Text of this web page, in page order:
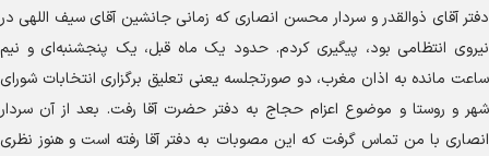
دفتر آقای ذوالقدر و سردار محسن انصاری که زمانی جانشین آقای سیف اللهی در
نیروی انتظامی بود، پیگیری کردم. حدود یک ماه قبل، یک پنجشنبه‌ای و نیم
ساعت مانده به اذان مغرب، دو صورتجلسه یعنی تعلیق برگزاری انتخابات شورای
شهر و روستا و موضوع اعزام حجاج به دفتر حضرت آقا رفت. بعد از آن سردار
انصاری با من تماس گرفت که این مصوبات به دفتر آقا رفته است و هنوز نظری